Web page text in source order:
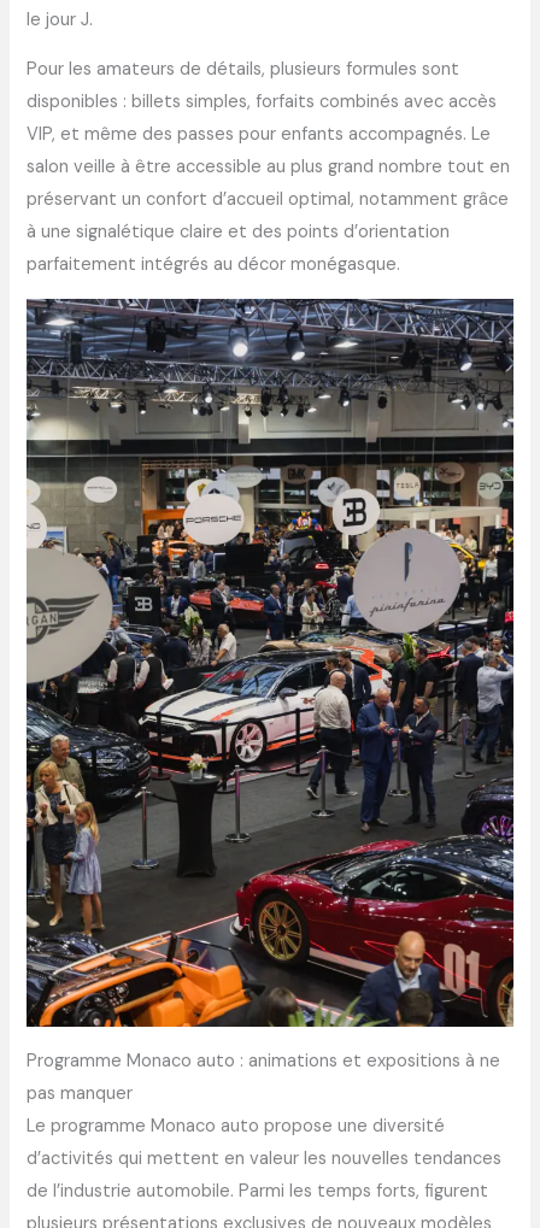
le jour J.
Pour les amateurs de détails, plusieurs formules sont
disponibles : billets simples, forfaits combinés avec accès
VIP, et même des passes pour enfants accompagnés. Le
salon veille à être accessible au plus grand nombre tout en
préservant un confort d’accueil optimal, notamment grâce
à une signalétique claire et des points d’orientation
parfaitement intégrés au décor monégasque.
Programme Monaco auto : animations et expositions à ne
pas manquer
Le programme Monaco auto propose une diversité
d’activités qui mettent en valeur les nouvelles tendances
de l’industrie automobile. Parmi les temps forts, figurent
plusieurs présentations exclusives de nouveaux modèles